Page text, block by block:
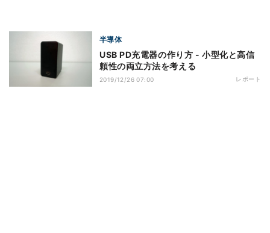
半導体
USB PD充電器の作り方 - 小型化と高信
頼性の両立方法を考える
2019/12/26 07:00 レポート